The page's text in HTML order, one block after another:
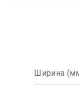
Ширина